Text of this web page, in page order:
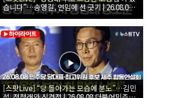
습니다”…송영길, 연임에 선 긋기 | 26.08.08
더불어민주당 당대표·최고위원 후보 제주 합
동연설회
[스팟Live] “당 돌아가는 모습에 분노”…김민